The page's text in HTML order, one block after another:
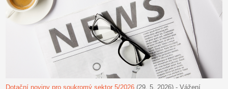
Dotační noviny pro soukromý sektor 5/2026 (29. 5. 2026) - Vážení